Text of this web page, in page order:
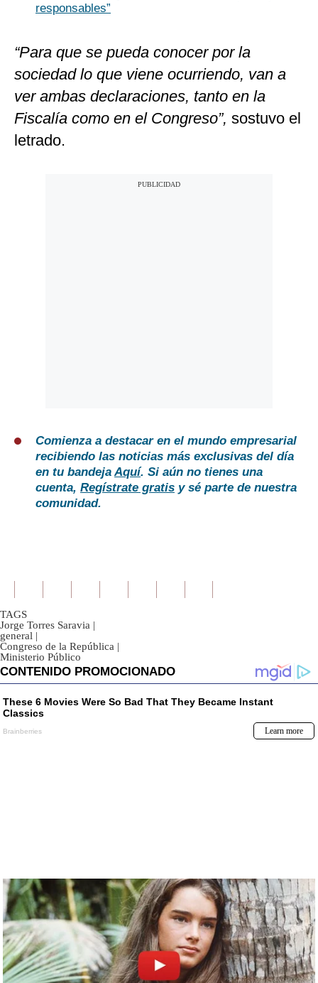
responsables”
“Para que se pueda conocer por la
sociedad lo que viene ocurriendo, van a
ver ambas declaraciones, tanto en la
Fiscalía como en el Congreso”, sostuvo el
letrado.
Comienza a destacar en el mundo empresarial
recibiendo las noticias más exclusivas del día
en tu bandejaAquí. Si aún no tienes una
cuenta, Regístrate gratis y sé parte de nuestra
comunidad.
TAGS
Jorge Torres Saravia |
general |
Congreso de la República |
Ministerio Público